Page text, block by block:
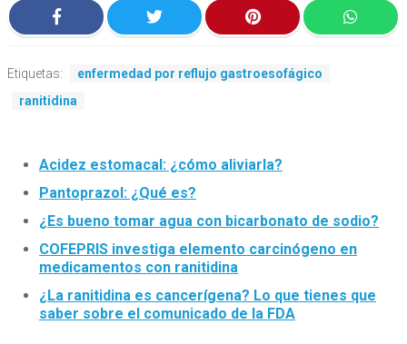
Etiquetas:
enfermedad por reflujo gastroesofágico
ranitidina
Acidez estomacal: ¿cómo aliviarla?
Pantoprazol: ¿Qué es?
¿Es bueno tomar agua con bicarbonato de sodio?
COFEPRIS investiga elemento carcinógeno en
medicamentos con ranitidina
¿La ranitidina es cancerígena? Lo que tienes que
saber sobre el comunicado de la FDA